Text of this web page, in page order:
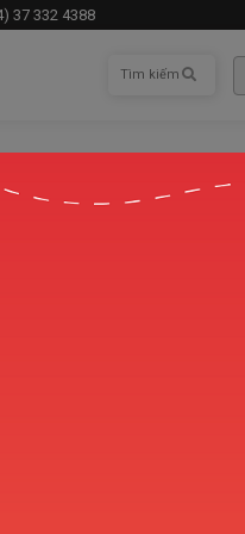
37 332 4388